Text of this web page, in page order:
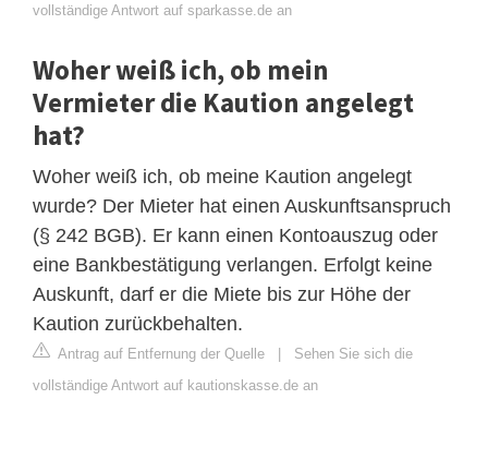
vollständige Antwort auf sparkasse.de an
Woher weiß ich, ob mein
Vermieter die Kaution angelegt
hat?
Woher weiß ich, ob meine Kaution angelegt
wurde? Der Mieter hat einen Auskunftsanspruch
(§ 242 BGB). Er kann einen Kontoauszug oder
eine Bankbestätigung verlangen. Erfolgt keine
Auskunft, darf er die Miete bis zur Höhe der
Kaution zurückbehalten.
Antrag auf Entfernung der Quelle | Sehen Sie sich die
vollständige Antwort auf kautionskasse.de an